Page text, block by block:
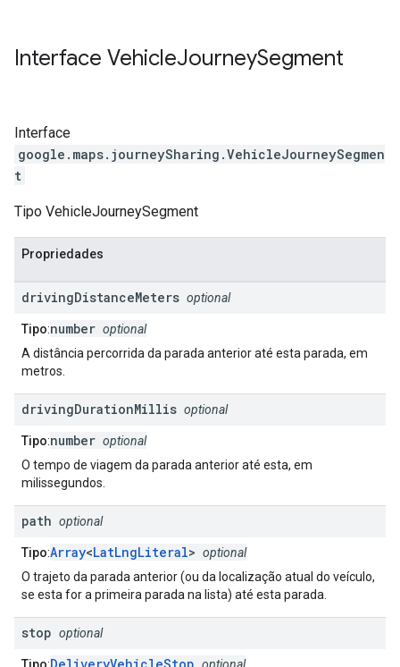
Interface VehicleJourneySegment
Interface
google.maps.journeySharing .VehicleJourneySegmen
t
Tipo VehicleJourneySegment
Propriedades
drivingDistanceMeters optional
Tipo:number optional
A distância percorrida da parada anterior até esta parada, em
metros.
drivingDurationMillis optional
Tipo:number optional
O tempo de viagem da parada anterior até esta, em
milissegundos.
path optional
Tipo:Array<LatLngLiteral> optional
O trajeto da parada anterior (ou da localização atual do veículo,
se esta for a primeira parada na lista) até esta parada.
stop optional